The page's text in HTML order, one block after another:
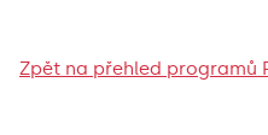
Zpět na přehled programů